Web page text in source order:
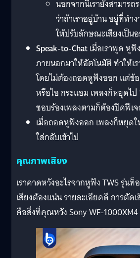
นอกจากนี้เรายังสามาร
ว่าถ้าเราอยู่บ้าน อยู่ที่ทำ
ให้ปรับลักษณะเสียงเป็นอ
Speak-to-Chatเมื่อเราพูด หู
ภายนอกมาให้อัตโนมัติ ทำให้เ
โดยไม่ต้องถอดหูฟังออก แต่ข้อ
หรือไอ กระแอม เพลงก็หยุดไ
ชอบร้องเพลงตามก็ต้องปิดฟีเ
เมื่อถอดหูฟังออก เพลงก็หยุด
ใส่กลับเข้าไป
คุณภาพเสียง
เราคาดหวังอะไรจากหูฟัง TWS รุ่น
เสียงต้องแน่น รายละเอียดดี การตัด
คือสิ่งที่คุณหวัง Sony WF-